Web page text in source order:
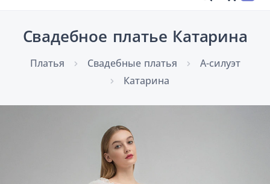
Свадебное платье Катарина
Платья Cвадебные платья
А-силуэт
Катарина